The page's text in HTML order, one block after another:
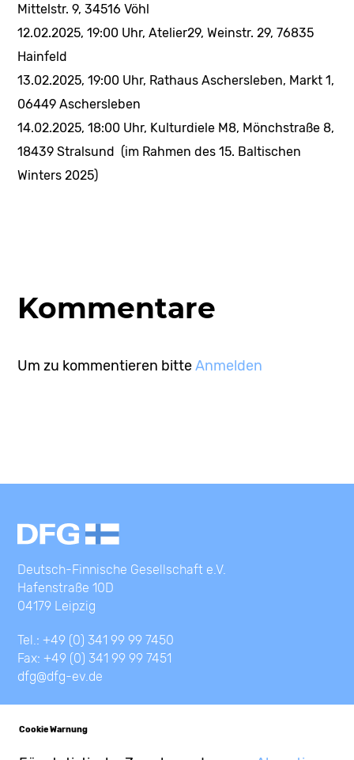
Mittelstr. 9, 34516 Vöhl
12.02.2025, 19:00 Uhr, Atelier29, Weinstr. 29, 76835
Hainfeld
13.02.2025, 19:00 Uhr, Rathaus Aschersleben, Markt 1,
06449 Aschersleben
14.02.2025, 18:00 Uhr, Kulturdiele M8, Mönchstraße 8,
18439 Stralsund (im Rahmen des 15. Baltischen
Winters 2025)
Kommentare
Um zu kommentieren bitteAnmelden
Deutsch-Finnische Gesellschaft e.V.
Hafenstraße 10D
04179 Leipzig
Tel.: +49 (0) 341 99 99 7450
Fax: +49 (0) 341 99 99 7451
dfg@dfg-ev.de
Cookie Warnung